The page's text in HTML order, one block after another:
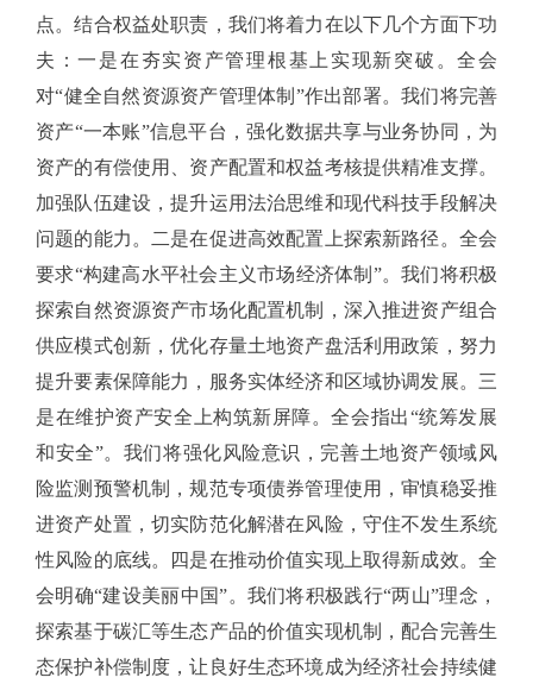
点。结合权益处职责，我们将着力在以下几个方面下功
夫：一是在夯实资产管理根基上实现新突破。全会
对“健全自然资源资产管理体制”作出部署。我们将完善
资产“一本账”信息平台，强化数据共享与业务协同，为
资产的有偿使用、资产配置和权益考核提供精准支撑。
加强队伍建设，提升运用法治思维和现代科技手段解决
问题的能力。二是在促进高效配置上探索新路径。全会
要求“构建高水平社会主义市场经济体制”。我们将积极
探索自然资源资产市场化配置机制，深入推进资产组合
供应模式创新，优化存量土地资产盘活利用政策，努力
提升要素保障能力，服务实体经济和区域协调发展。三
是在维护资产安全上构筑新屏障。全会指出“统筹发展
和安全”。我们将强化风险意识，完善土地资产领域风
险监测预警机制，规范专项债券管理使用，审慎稳妥推
进资产处置，切实防范化解潜在风险，守住不发生系统
性风险的底线。四是在推动价值实现上取得新成效。全
会明确“建设美丽中国”。我们将积极践行“两山”理念，
探索基于碳汇等生态产品的价值实现机制，配合完善生
态保护补偿制度，让良好生态环境成为经济社会持续健